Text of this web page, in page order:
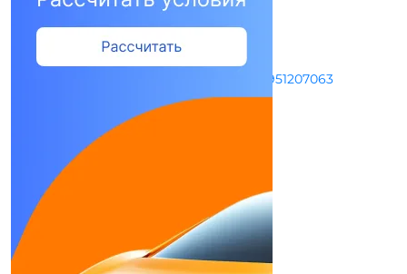
г Москва, ул Грина, д 1 к 5
+84951207063
zakaz@wacker-center.ru
https://wacker-center.ru/